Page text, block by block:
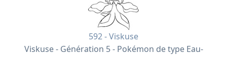
592 - Viskuse
Viskuse - Génération 5 - Pokémon de type Eau-